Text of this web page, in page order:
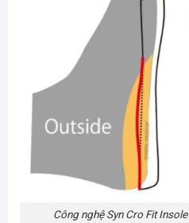
Công nghệ Syn Cro Fit